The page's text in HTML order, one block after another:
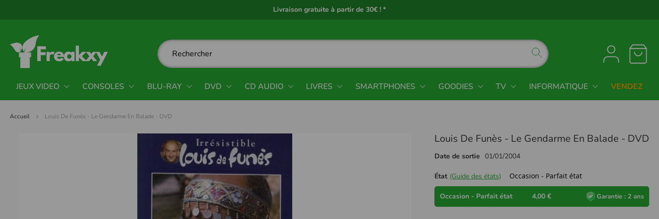
Livraison gratuite à partir de 30€ ! *
JEUX VIDEO CONSOLES BLU-RAY DVD CD AUDIO LIVRES SMARTPHONES GOODIES TV INFORMATIQUE VENDEZ
Accueil Louis De Funès - Le Gendarme En Balade - DVD
Louis De Funès - Le Gendarme En Balade - DVD
Date de sortie 01/01/2004
État (Guide des états) Occasion - Parfait état
Occasion - Parfait état 4,00 € Garantie : 2 ans